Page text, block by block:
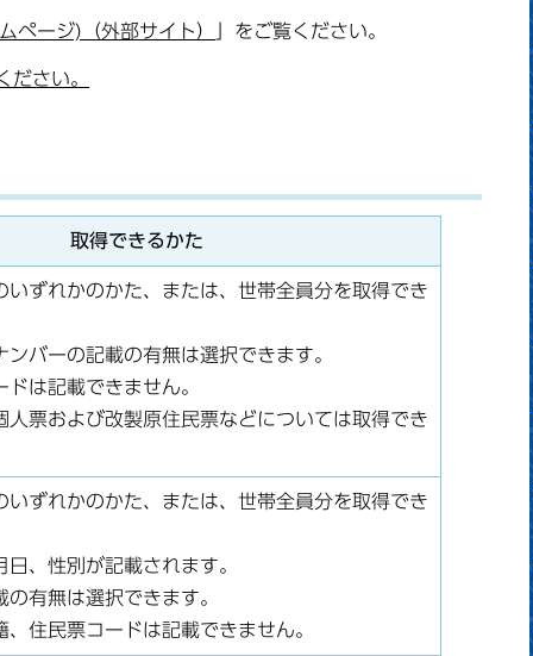
ページ)（外部サイト） 」をご覧ください。
ださい。
取得できるかた
いずれかのかた、または、世帯全員分を取得でき
バーの記載の有無は選択できます。
ドは記載できません。
人票および改製原住民票などについては取得でき
いずれかのかた、または、世帯全員分を取得でき
日、性別が記載されます。
有無は選択できます。
、住民票コードは記載できません。